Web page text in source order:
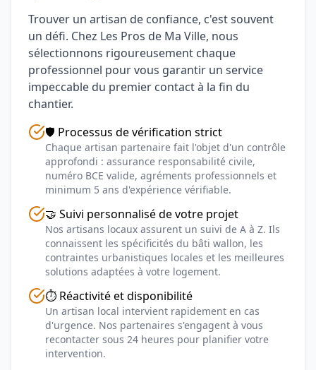
Trouver un artisan de confiance, c'est souvent
un défi. Chez Les Pros de Ma Ville, nous
sélectionnons rigoureusement chaque
professionnel pour vous garantir un service
impeccable du premier contact à la fin du
chantier.
🛡️ Processus de vérification strict
Chaque artisan partenaire fait l'objet d'un contrôle
approfondi : assurance responsabilité civile,
numéro BCE valide, agréments professionnels et
minimum 5 ans d'expérience vérifiable.
🤝 Suivi personnalisé de votre projet
Nos artisans locaux assurent un suivi de A à Z. Ils
connaissent les spécificités du bâti wallon, les
contraintes urbanistiques locales et les meilleures
solutions adaptées à votre logement.
⏱️ Réactivité et disponibilité
Un artisan local intervient rapidement en cas
d'urgence. Nos partenaires s'engagent à vous
recontacter sous 24 heures pour planifier votre
intervention.